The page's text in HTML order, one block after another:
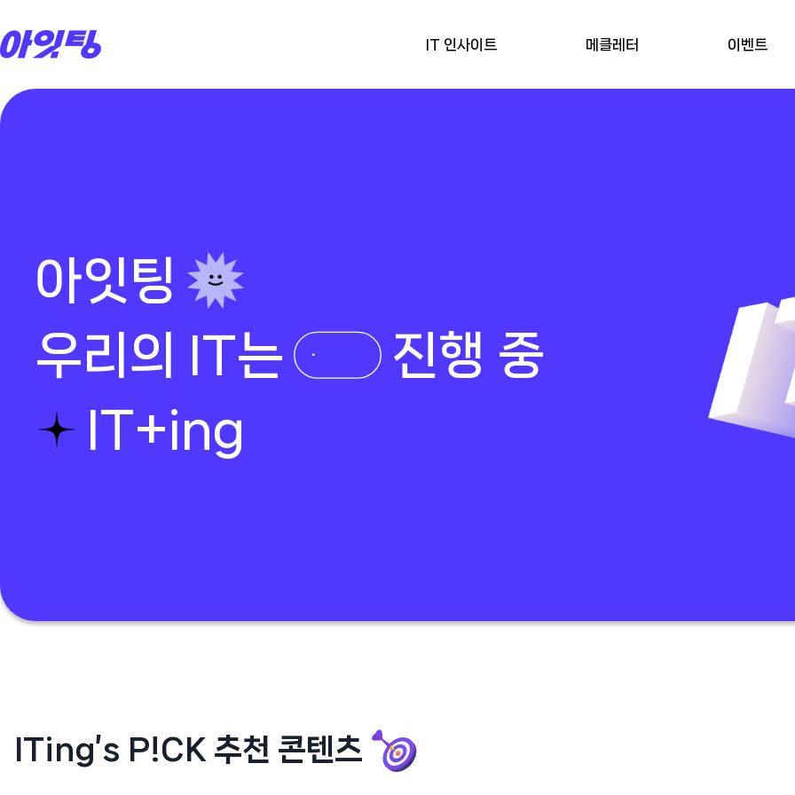
to
content
IT 인사이트 메클레터 이벤트
아잇팅
우리의 IT는
진행 중
IT+ing
ITing’s P!CK 추천 콘텐츠